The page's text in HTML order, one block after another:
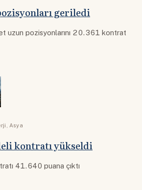
geriledi
uzun pozisyonlarını 20.361 kontrat
, Asya
kontratı yükseldi
41.640 puana çıktı